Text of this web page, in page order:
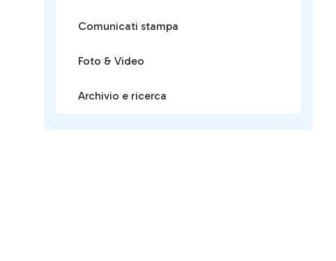
Comunicati stampa
Foto & Video
Archivio e ricerca